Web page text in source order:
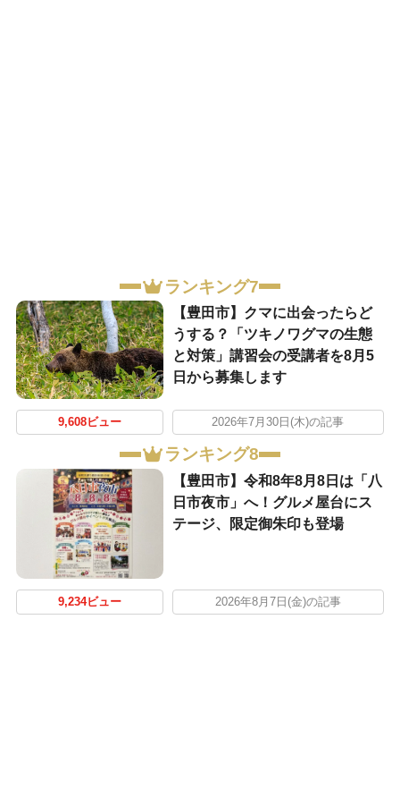
ランキング7
【豊田市】クマに出会ったらど
うする？「ツキノワグマの生態
と対策」講習会の受講者を8月5
日から募集します
9,608ビュー 2026年7月30日(木)の記事
ランキング8
【豊田市】令和8年8月8日は「八
日市夜市」へ！グルメ屋台にス
テージ、限定御朱印も登場
9,234ビュー 2026年8月7日(金)の記事